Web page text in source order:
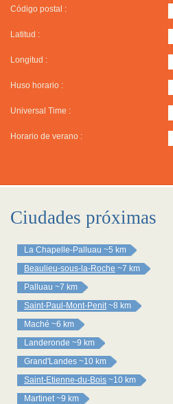
Código postal :
Latitud :
Longitud :
Huso horario :
Universal Time :
Horario de verano :
Ciudades próximas
La Chapelle-Palluau ~5 km
Beaulieu-sous-la-Roche ~7 km
Palluau ~7 km
Saint-Paul-Mont-Penit ~8 km
Maché ~6 km
Landeronde ~9 km
Grand'Landes ~10 km
Saint-Etienne-du-Bois ~10 km
Martinet ~9 km